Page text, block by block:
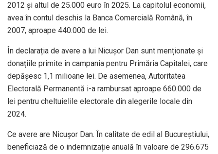
2012 și altul de 25.000 euro în 2025. La capitolul economii,
avea în contul deschis la Banca Comercială Română, în
2007, aproape 440.000 de lei.
În declarația de avere a lui Nicușor Dan sunt menționate și
donațiile primite în campania pentru Primăria Capitalei, care
depășesc 1,1 milioane lei. De asemenea, Autoritatea
Electorală Permanentă i-a rambursat aproape 660.000 de
lei pentru cheltuielile electorale din alegerile locale din
2024.
Ce avere are Nicușor Dan. În calitate de edil al Bucureștiului,
beneficiază de o indemnizație anuală în valoare de 296.675